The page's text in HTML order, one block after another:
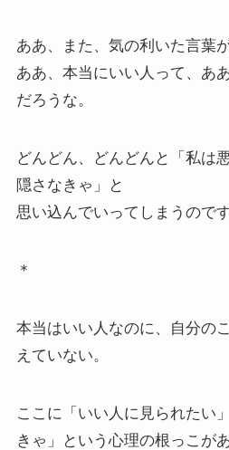
ああ、また、気の利いた言葉
ああ、本当にいい人って、あ
だろうな。
どんどん、どんどんと「私は
隠さなきゃ」と
思い込んでいってしまうのです
＊
本当はいい人なのに、自分の
えていない。
ここに「いい人に見られたい
きゃ」という心理の根っこが